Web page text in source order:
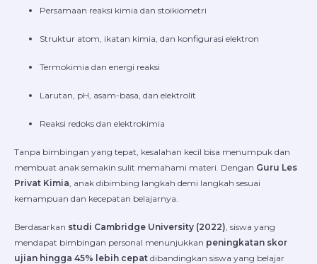
Persamaan reaksi kimia dan stoikiometri
Struktur atom, ikatan kimia, dan konfigurasi elektron
Termokimia dan energi reaksi
Larutan, pH, asam-basa, dan elektrolit
Reaksi redoks dan elektrokimia
Tanpa bimbingan yang tepat, kesalahan kecil bisa menumpuk dan
membuat anak semakin sulit memahami materi. Dengan Guru Les
Privat Kimia , anak dibimbing langkah demi langkah sesuai
kemampuan dan kecepatan belajarnya.
Berdasarkan studi Cambridge University (2022) , siswa yang
mendapat bimbingan personal menunjukkan peningkatan skor
ujian hingga 45% lebih cepat dibandingkan siswa yang belajar